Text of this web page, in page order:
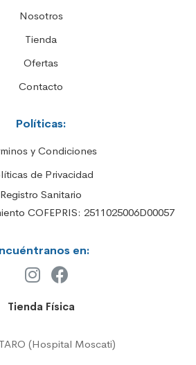
Nosotros
Tienda
Ofertas
Contacto
Políticas:
y Condiciones
de Privacidad
Registro Sanitario
COFEPRIS: 2511025006D00057
en:
Tienda Física
(Hospital Moscati)